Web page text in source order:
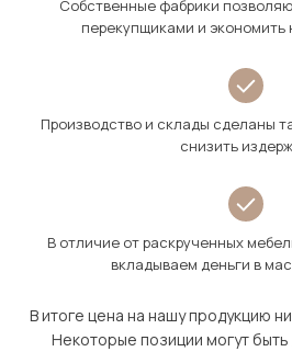
Собственные фабрики
перекупщиками и экономить
Производство и склады сделаны
снизить
В отличие от раскрученных
вкладываем деньги в
В итоге цена на нашу продукцию
Некоторые позиции могут